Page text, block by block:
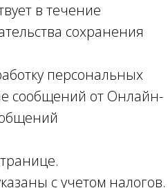
в течение
сохранения
персональных
сообщений от Онлайн-
с учетом налогов.